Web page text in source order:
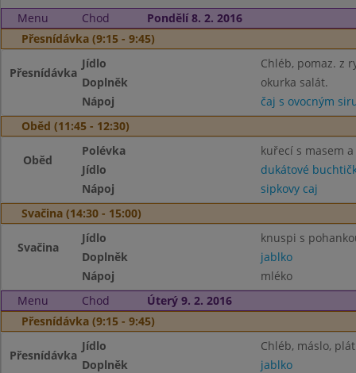
Menu Chod
Pondělí 8. 2. 2016
Přesnídávka (9:15 - 9:45)
Přesnídávka
Jídlo
Chléb, pomaz. z
Doplněk
okurka salát.
Nápoj
čaj s ovocným
Oběd (11:45 - 12:30)
Oběd
Polévka
kuřecí s masem
Jídlo
dukátové
Nápoj
sipkovy caj
Svačina (14:30 - 15:00)
Svačina
Jídlo
knuspi s
Doplněk
jablko
Nápoj
mléko
Menu
Chod
Úterý 9. 2. 2016
Přesnídávka (9:15 - 9:45)
Přesnídávka
Jídlo
Chléb, máslo,
Doplněk
jablko